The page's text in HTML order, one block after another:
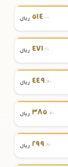
٥١٤.٠٠ ريال
٤٧١.٢٠ ريال
٤٤٩.٨٠ ريال
٣٨٥.٥٠ ريال
٢٩٩.٨٠ ريال